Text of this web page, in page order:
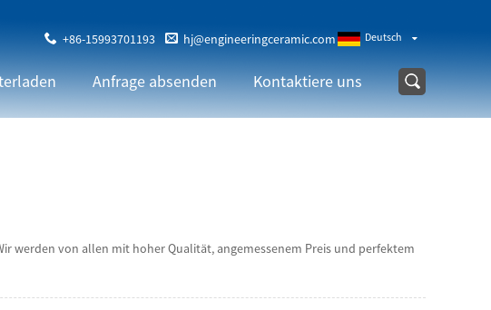
Deutsch
+86-15993701193 hj@engineeringceramic.com
Anfrage absenden Kontaktiere uns
werden von allen mit hoher Qualität, angemessenem Preis und perfektem